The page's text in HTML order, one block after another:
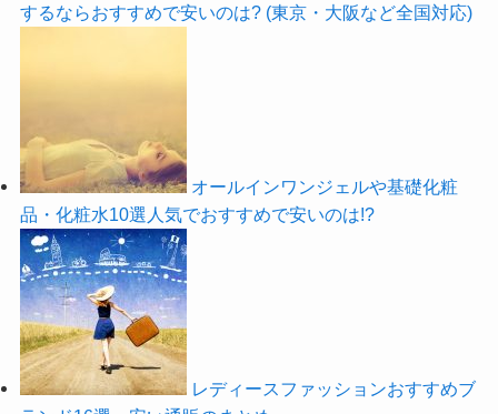
するならおすすめで安いのは? (東京・大阪など全国対応)
オールインワンジェルや基礎化粧
品・化粧水10選人気でおすすめで安いのは!?
レディースファッションおすすめブ